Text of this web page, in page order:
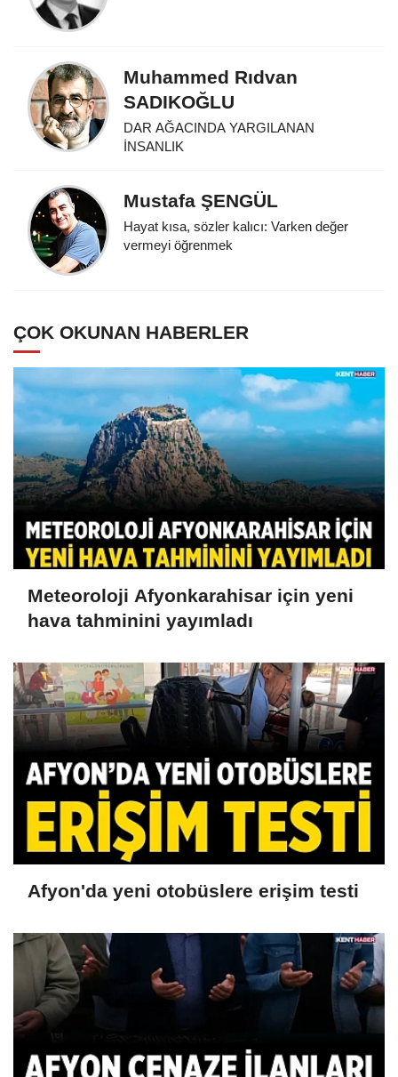
Muhammed Rıdvan
SADIKOĞLU
DAR AĞACINDA YARGILANAN
İNSANLIK
Mustafa ŞENGÜL
Hayat kısa, sözler kalıcı: Varken değer
vermeyi öğrenmek
ÇOK OKUNAN HABERLER
Meteoroloji Afyonkarahisar için yeni
hava tahminini yayımladı
Afyon'da yeni otobüslere erişim testi